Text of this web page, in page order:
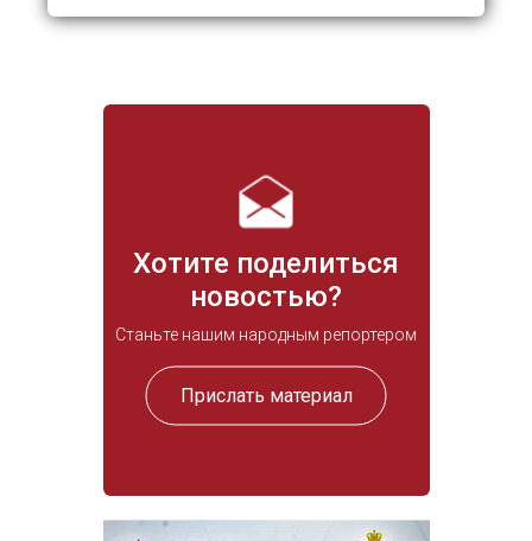
Хотите поделиться
новостью?
Станьте нашим народным репортером
Прислать материал